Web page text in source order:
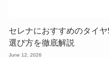
セレナにおすすめのタイ
選び方を徹底解説
June 12, 2026